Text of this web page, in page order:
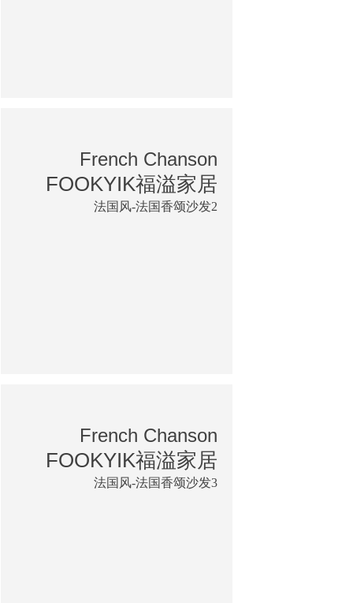
French Chanson
FOOKYIK福溢家居
法国风-法国香颂沙发2
French Chanson
FOOKYIK福溢家居
法国风-法国香颂沙发3